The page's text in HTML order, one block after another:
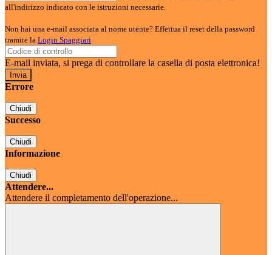
all'indirizzo indicato con le istruzioni necessarie.
Non hai una e-mail associata al nome utente? Effettua il reset della password
tramite la Login Spaggiari
E-mail inviata, si prega di controllare la casella di posta elettronica!
Errore
Chiudi
Successo
Chiudi
Informazione
Chiudi
Attendere...
Attendere il completamento dell'operazione...